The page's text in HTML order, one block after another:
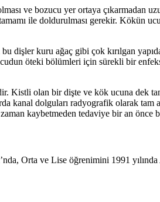
ve bozucu yer ortaya çıkarmadan
ile doldurulması gerekir. Kökün
dişler kuru ağaç gibi çok kırılgan
öteki bölümleri için sürekli bir
Kistli olan bir dişte ve kök ucuna dek
kanal dolguları radyografik olarak tam
kaybetmeden tedaviye bir an önce
Orta ve Lise öğrenimini 1991